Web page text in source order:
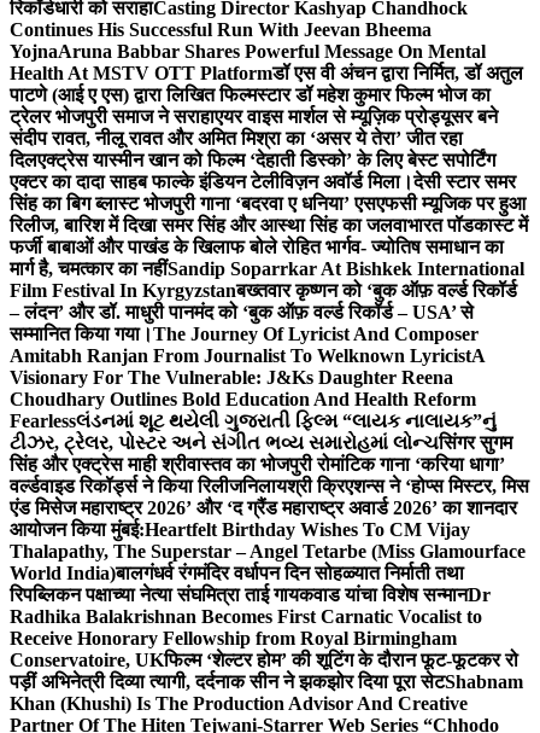
रिकॉर्डधारी को सराहाCasting Director Kashyap Chandhock
Continues His Successful Run With Jeevan Bheema
YojnaAruna Babbar Shares Powerful Message On Mental
Health At MSTV OTT Platformडॉ एस वी अंचन द्वारा निर्मित, डॉ अतुल
पाटणे (आई ए एस) द्वारा लिखित फिल्मस्टार डॉ महेश कुमार फिल्म भोज का
ट्रेलर भोजपुरी समाज ने सराहाएयर वाइस मार्शल से म्यूज़िक प्रोड्यूसर बने
संदीप रावत, नीलू रावत और अमित मिश्रा का ‘असर ये तेरा’ जीत रहा
दिलएक्ट्रेस यास्मीन खान को फिल्म ‘देहाती डिस्को’ के लिए बेस्ट सपोर्टिंग
एक्टर का दादा साहब फाल्के इंडियन टेलीविज़न अवॉर्ड मिला।देसी स्टार समर
सिंह का बिग ब्लास्ट भोजपुरी गाना ‘बदरवा ए धनिया’ एसएफसी म्यूजिक पर हुआ
रिलीज, बारिश में दिखा समर सिंह और आस्था सिंह का जलवाभारत पॉडकास्ट में
फर्जी बाबाओं और पाखंड के खिलाफ बोले रोहित भार्गव- ज्योतिष समाधान का
मार्ग है, चमत्कार का नहींSandip Soparrkar At Bishkek International
Film Festival In Kyrgyzstanबख्तवार कृष्णन को ‘बुक ऑफ़ वर्ल्ड रिकॉर्ड
– लंदन’ और डॉ. माधुरी पानमंद को ‘बुक ऑफ़ वर्ल्ड रिकॉर्ड – USA’ से
सम्मानित किया गया।The Journey Of Lyricist And Composer
Amitabh Ranjan From Journalist To Welknown LyricistA
Visionary For The Vulnerable: J&Ks Daughter Reena
Choudhary Outlines Bold Education And Health Reform
Fearlessલંડનમાં શૂટ થયેલી ગુજરાતી ફિલ્મ “લાયક નાલાયક”નું
ટીઝર, ટ્રેલર, પોસ્ટર અને સંગીત ભવ્ય સમારોહમાં લોન્ચसिंगर सुगम
सिंह और एक्ट्रेस माही श्रीवास्तव का भोजपुरी रोमांटिक गाना ‘करिया धागा’
वर्ल्डवाइड रिकॉर्ड्स ने किया रिलीजनिलायश्री क्रिएशन्स ने ‘होप्स मिस्टर, मिस
एंड मिसेज महाराष्ट्र 2026’ और ‘द ग्रैंड महाराष्ट्र अवार्ड 2026’ का शानदार
आयोजन किया मुंबई:Heartfelt Birthday Wishes To CM Vijay
Thalapathy, The Superstar – Angel Tetarbe (Miss Glamourface
World India)बालगंधर्व रंगमंदिर वर्धापन दिन सोहळ्यात निर्माती तथा
रिपब्लिकन पक्षाच्या नेत्या संघमित्रा ताई गायकवाड यांचा विशेष सन्मानDr
Radhika Balakrishnan Becomes First Carnatic Vocalist to
Receive Honorary Fellowship from Royal Birmingham
Conservatoire, UKफिल्म ‘शेल्टर होम’ की शूटिंग के दौरान फूट-फूटकर रो
पड़ीं अभिनेत्री दिव्या त्यागी, दर्दनाक सीन ने झकझोर दिया पूरा सेटShabnam
Khan (Khushi) Is The Production Advisor And Creative
Partner Of The Hiten Tejwani-Starrer Web Series “Chhodo